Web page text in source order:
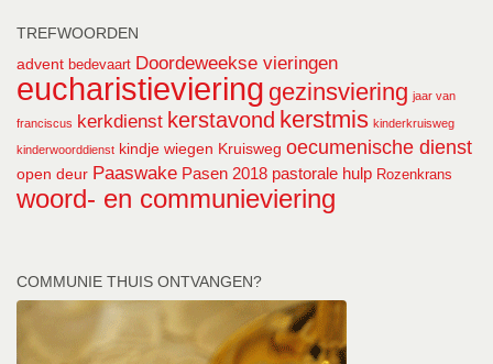
TREFWOORDEN
advent bedevaart Doordeweekse vieringen
eucharistieviering gezinsviering jaar van
franciscus kerkdienst kerstavond kerstmis kinderkruisweg
kinderwoorddienst kindje wiegen Kruisweg oecumenische dienst
open deur Paaswake Pasen 2018 pastorale hulp Rozenkrans
woord- en communieviering
COMMUNIE THUIS ONTVANGEN?